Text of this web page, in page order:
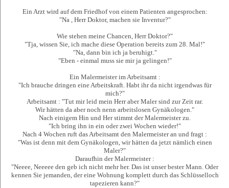
Ein Arzt wird auf dem Friedhof von einem Patienten angesprochen:
"Na , Herr Doktor, machen sie Inventur?"
Wie stehen meine Chancen, Herr Doktor?"
"Tja, wissen Sie, ich mache diese Operation bereits zum 28. Mal!"
"Na, dann bin ich ja beruhigt."
"Eben - einmal muss sie mir ja gelingen!"
Ein Malermeister im Arbeitsamt :
"Ich brauche dringen eine Arbeitskraft. Habt ihr da nicht irgendwas für
mich?"
Arbeitsamt : "Tut mir leid mein Herr aber Maler sind zur Zeit rar.
Wir hätten da aber noch nenn arbeitslosen Gynäkologen."
Nach einigem Hin und Her stimmt der Malermeister zu.
"Ich bring ihn in ein oder zwei Wochen wieder!"
Nach 4 Wochen ruft das Arbeitsamt den Malermeister an und fragt :
"Was ist denn mit dem Gynäkologen, wir hätten da jetzt nämlich einen
Maler?"
Daraufhin der Malermeister :
"Neeee, Neeeee den geb ich nicht mehr her. Das ist unser bester Mann. Oder
kennen Sie jemanden, der eine Wohnung komplett durch das Schlüsselloch
tapezieren kann?"